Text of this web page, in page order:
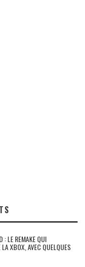
: LE REMAKE QUI
XBOX, AVEC QUELQUES